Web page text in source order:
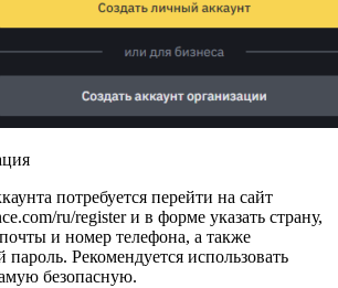
потребуется перейти на сайт
ru/register и в форме указать страну,
и номер телефона, а также
Рекомендуется использовать
безопасную.